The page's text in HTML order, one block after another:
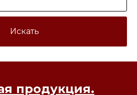
Искать
продукция.